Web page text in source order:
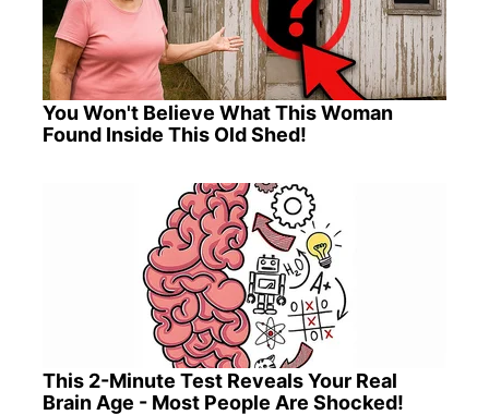
You Won't Believe What This Woman
Found Inside This Old Shed!
This 2-Minute Test Reveals Your Real
Brain Age - Most People Are Shocked!